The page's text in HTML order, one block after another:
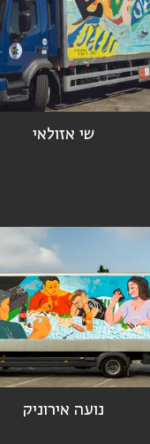
שי אזולאי
נועה אירוניק